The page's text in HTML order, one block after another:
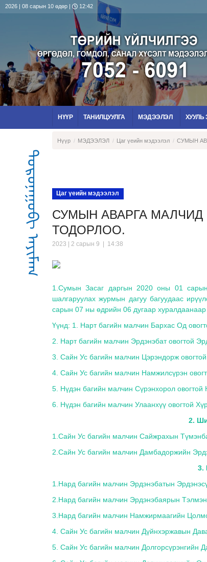
2026 | 08 сарын 10 өдөр | 12:42
НҮҮР ТАНИЛЦУУЛГА МЭДЭЭЛЭЛ ХУУЛЬ
ᠳᠣᠷᠤᠨᠠᠭᠣᠪᠢ ᠠᠶᠢᠮᠠᠭ
Нүүр МЭДЭЭЛЭЛ Цаг үеийн мэдээлэл СУМЫН
Цаг үеийн мэдээлэл
СУМЫН АВАРГА
ТОДОРЛОО.
2023 | 2 сарын 9 | 14:38
1.Сумын Засаг даргын 2020 оны 01
шалгаруулах журмын дагуу багуудаас
сарын 07 ны өдрийн 06 дугаар
Үүнд: 1. Нарт багийн малчин Бархас Од
2. Нарт багийн малчин Эрдэнэбат овогтой
3. Сайн Ус багийн малчин Цэрэндорж
4. Сайн Ус багийн малчин Намжилсүрэн
5. Нүдэн багийн малчин Сүрэнхорол овогтой
6. Нүдэн багийн малчин Улаанхүү овогтой
2.
1.Сайн Ус багийн малчин Сайжрахын
2.Сайн Ус багийн малчин Дамбадоржийн
3.
1.Нард багийн малчин Эрдэнэбатын
2.Нард багийн малчин Эрдэнэбаярын Тэлмэн
3.Нард багийн малчин Намжирмаагийн
4. Сайн Ус багийн малчин Дүйнхэржавын
5. Сайн Ус багийн малчин Долгорсүрэнгийн